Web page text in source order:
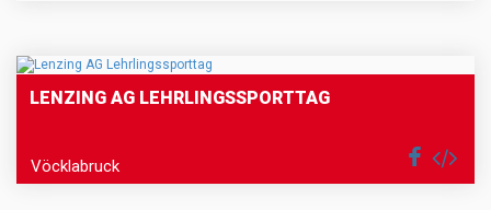
LENZING AG LEHRLINGSSPORTTAG
Vöcklabruck